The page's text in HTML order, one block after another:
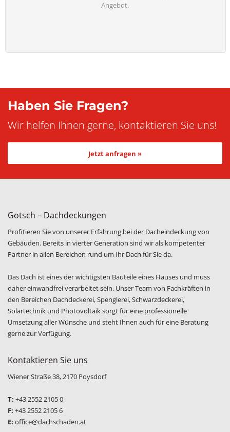
Angebot.
Haben Sie Fragen?
Wir helfen Ihnen gerne, kontaktieren Sie uns!
Jetzt anfragen »
Gotsch – Dachdeckungen
Profitieren Sie von unserer Erfahrung bei der Dacheindeckung von
Gebäuden. Bereits in vierter Generation sind wir als kompetenter
Partner in allen Bereichen rund um Ihr Dach für Sie da.
Das Dach ist eines der wichtigsten Bauteile eines Hauses und muss
daher einwandfrei verarbeitet sein. Unser Team von Fachkräften in
den Bereichen Dachdeckerei, Spenglerei, Schwarzdeckerei,
Solartechnik und Photovoltaik sorgt für eine professionelle
Umsetzung aller Wünsche und steht Ihnen auch für eine Beratung
gerne zur Verfügung.
Kontaktieren Sie uns
Wiener Straße 38, 2170 Poysdorf
T: +43 2552 2105 0
F: +43 2552 2105 6
E: office@dachschaden.at